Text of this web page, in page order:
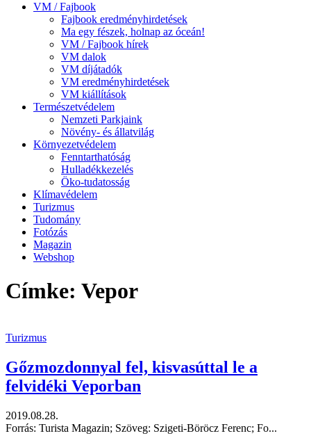
VM / Fajbook
Fajbook eredményhirdetések
Ma egy fészek, holnap az óceán!
VM / Fajbook hírek
VM dalok
VM díjátadók
VM eredményhirdetések
VM kiállítások
Természetvédelem
Nemzeti Parkjaink
Növény- és állatvilág
Környezetvédelem
Fenntarthatóság
Hulladékkezelés
Öko-tudatosság
Klímavédelem
Turizmus
Tudomány
Fotózás
Magazin
Webshop
Címke: Vepor
Turizmus
Gőzmozdonnyal fel, kisvasúttal le a
felvidéki Veporban
2019.08.28.
Forrás: Turista Magazin; Szöveg: Szigeti-Böröcz Ferenc; Fo...